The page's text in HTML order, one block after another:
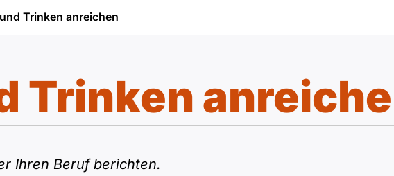
Trinken anreichen
Trinken
Ihren Beruf berichten.